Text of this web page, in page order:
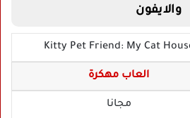
والايفون
Kitty Pet Friend: My Cat
العاب مهكرة
مجانا